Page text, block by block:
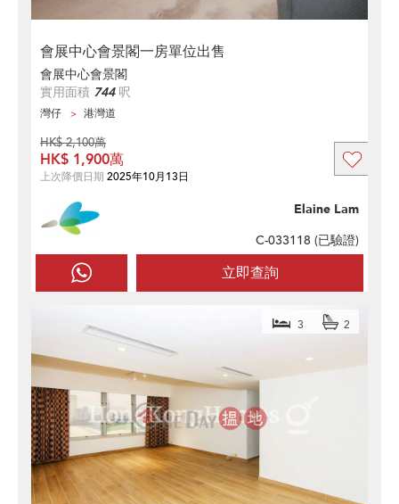
會展中心會景閣一房單位出售
會展中心會景閣
實用面積 744呎
灣仔 港灣道
立即查詢
Elaine Lam
C-033118 (已驗證)
HK$ 2,100萬
HK$ 1,900萬
上次降價日期 2025年10月13日
3 2